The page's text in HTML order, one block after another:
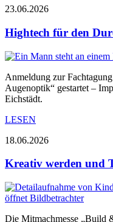
23.06.2026
Hightech für den
Anmeldung zur
Augenoptik“ gestartet –
Eichstädt.
LESEN
18.06.2026
Kreativ werden und
Die Mitmachmesse „Build